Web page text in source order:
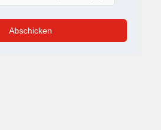
Abschicken